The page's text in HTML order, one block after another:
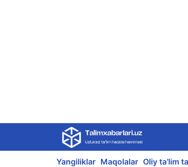
content
Yangiliklar Maqolalar Oliy ta’lim